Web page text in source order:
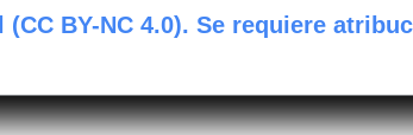
BY-NC 4.0). Se requiere